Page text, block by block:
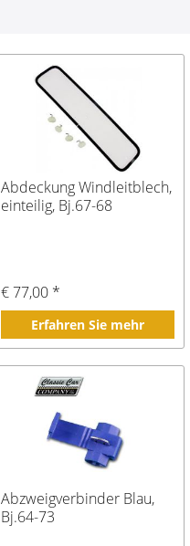
Abdeckung Windleitblech,
einteilig, Bj.67-68
€ 77,00 *
Erfahren Sie mehr
Abzweigverbinder Blau,
Bj.64-73